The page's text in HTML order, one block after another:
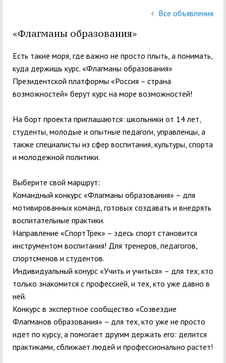
Все объявления
«Флагманы образования»
Есть такие моря, где важно не просто плыть, а понимать,
куда держишь курс. «Флагманы образования»
Президентской платформы «Россия – страна
возможностей» берут курс на море возможностей!
На борт проекта приглашаются: школьники от 14 лет,
студенты, молодые и опытные педагоги, управленцы, а
также специалисты из сфер воспитания, культуры, спорта
и молодежной политики.
Выберите свой маршрут:
Командный конкурс «Флагманы образования» – для
мотивированных команд, готовых создавать и внедрять
воспитательные практики.
Направление «СпортТрек» – здесь спорт становится
инструментом воспитания! Для тренеров, педагогов,
спортсменов и студентов.
Индивидуальный конурс «Учить и учиться» – для тех, кто
только знакомится с профессией, и тех, кто уже давно в
ней.
Конкурс в экспертное сообщество «Созвездие
Флагманов образования» – для тех, кто уже не просто
идет по курсу, а помогает другим держать его: делится
практиками, сближает людей и профессионально растет!